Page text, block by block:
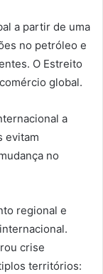
a partir de uma
no petróleo e
O Estreito
global.
a
evitam
no
regional e
crise
territórios: